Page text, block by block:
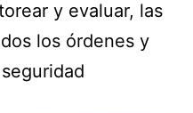
y evaluar, las
los órdenes y